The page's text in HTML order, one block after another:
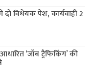
विधेयक पेश, कार्यवाही 2
‘जॉब ट्रैफिकिंग’ की